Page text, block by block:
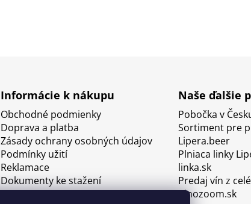
Informácie k nákupu
Obchodné podmienky
Doprava a platba
Zásady ochrany osobných údajov
Podmínky užití
Reklamace
Dokumenty ke stažení
Naše ďalšie
Pobočka v
Sortiment pre
Lipera.beer
Plniaca linky
linka.sk
Predaj vín z
Vinozoom.sk